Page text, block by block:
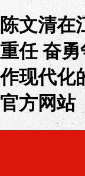
陈文清在
重任 奋
作现代化
官方网站